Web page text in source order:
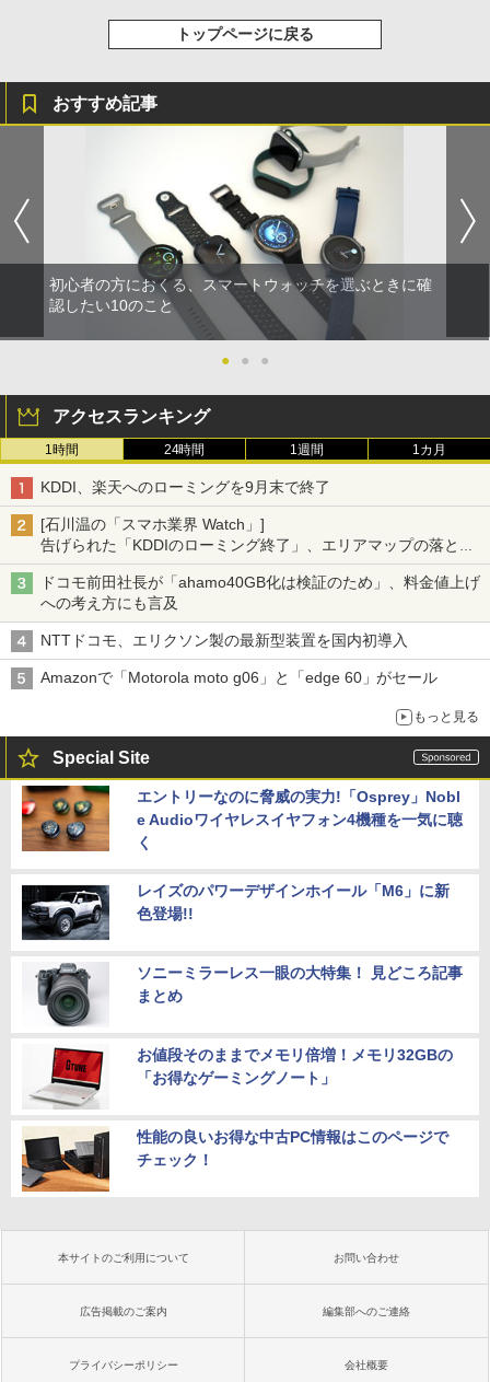
トップページに戻る
おすすめ記事
初心者の方におくる、スマートウォッチを選ぶときに確
認したい10のこと
● ● ●
アクセスランキング
1時間 24時間 1週間 1カ月
KDDI、楽天へのローミングを9月末で終了
[石川温の「スマホ業界 Watch」]
告げられた「KDDIのローミング終了」、エリアマップの落とし
穴と楽天モバイルの課題
ドコモ前田社長が「ahamo40GB化は検証のため」、料金値上げ
への考え方にも言及
NTTドコモ、エリクソン製の最新型装置を国内初導入
Amazonで「Motorola moto g06」と「edge 60」がセール
もっと見る
Special Site
エントリーなのに脅威の実力!「Osprey」Nobl
e Audioワイヤレスイヤフォン4機種を一気に聴
く
レイズのパワーデザインホイール「M6」に新
色登場!!
ソニーミラーレス一眼の大特集！ 見どころ記事
まとめ
お値段そのままでメモリ倍増！メモリ32GBの
「お得なゲーミングノート」
性能の良いお得な中古PC情報はこのページで
チェック！
本サイトのご利用について お問い合わせ
広告掲載のご案内 編集部へのご連絡
プライバシーポリシー 会社概要